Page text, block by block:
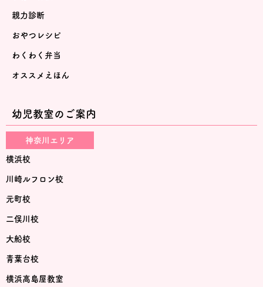
親力診断
おやつレシピ
わくわく弁当
オススメえほん
幼児教室のご案内
神奈川エリア
横浜校
川崎ルフロン校
元町校
二俣川校
大船校
青葉台校
横浜高島屋教室